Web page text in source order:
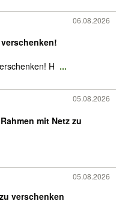
06.08.2026
H ...
05.08.2026
mit Netz zu
05.08.2026
verschenken